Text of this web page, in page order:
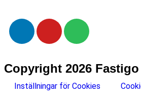
Copyright 2026 Fastigo
Inställningar för Cookies